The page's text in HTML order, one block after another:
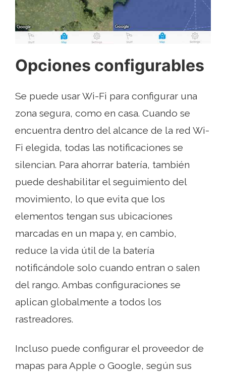
Opciones configurables
Se puede usar Wi-Fi para configurar una
zona segura, como en casa. Cuando se
encuentra dentro del alcance de la red Wi-
Fi elegida, todas las notificaciones se
silencian. Para ahorrar batería, también
puede deshabilitar el seguimiento del
movimiento, lo que evita que los
elementos tengan sus ubicaciones
marcadas en un mapa y, en cambio,
reduce la vida útil de la batería
notificándole solo cuando entran o salen
del rango. Ambas configuraciones se
aplican globalmente a todos los
rastreadores.
Incluso puede configurar el proveedor de
mapas para Apple o Google, según sus